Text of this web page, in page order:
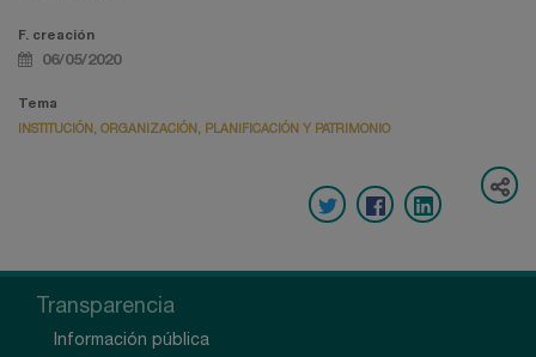
F. creación
06/05/2020
Tema
INSTITUCIÓN, ORGANIZACIÓN, PLANIFICACIÓN Y PATRIMONIO
Transparencia
Información pública